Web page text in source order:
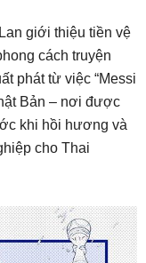
giới thiệu tiền vệ
cách truyện
phát từ việc “Messi
Bản – nơi được
khi hồi hương và
cho Thai